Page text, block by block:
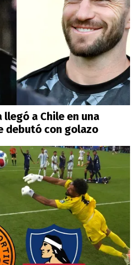
a Chile en una
debutó con golazo